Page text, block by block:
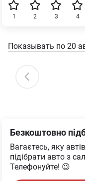
4
3
2
1
Показывать по 20
Безкоштовно
Вагаєтесь, яку
підібрати авто з
Телефонуйте! 😉